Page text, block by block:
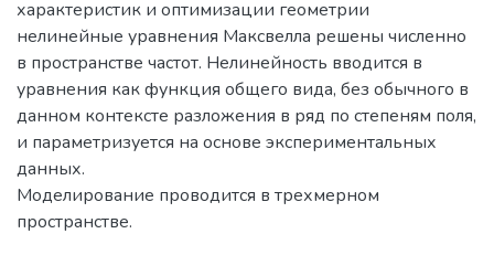
характеристик и оптимизации геометрии
нелинейные уравнения Максвелла решены численно
в пространстве частот. Нелинейность вводится в
уравнения как функция общего вида, без обычного в
данном контексте разложения в ряд по степеням поля,
и параметризуется на основе экспериментальных
данных.
Моделирование проводится в трехмерном
пространстве.